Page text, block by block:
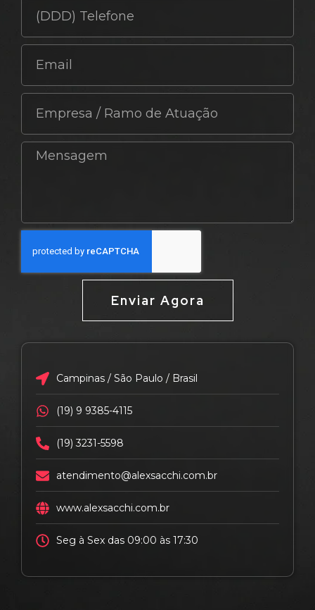
Enviar Agora
Campinas / São Paulo / Brasil
(19) 9 9385-4115
(19) 3231-5598
atendimento@alexsacchi.com.br
www.alexsacchi.com.br
Seg à Sex das 09:00 às 17:30